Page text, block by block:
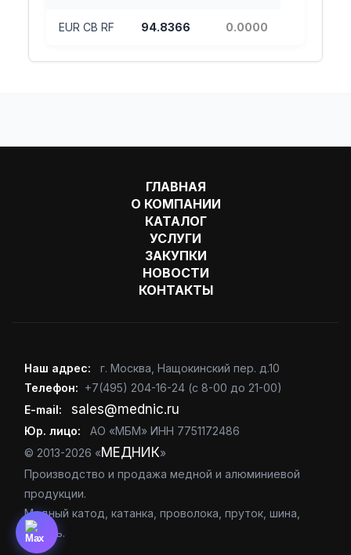
EUR CB RF 94.8366 0.0000
ГЛАВНАЯ
О КОМПАНИИ
КАТАЛОГ
УСЛУГИ
ЗАКУПКИ
НОВОСТИ
КОНТАКТЫ
Наш адрес: г. Москва Нащокинский пер. д.10
Телефон: +7(495) 204-16-24 (с 8-00 до 21-00)
E-mail:
sales@mednic.ru
Юр. лицо:
АО «МБМ» ИНН 7751172486
© 2013-2026 «МЕДНИК»
Производство и продажа медной и алюминиевой
продукции.
Медный катод, катанка, проволока, пруток, шина,
кабель.